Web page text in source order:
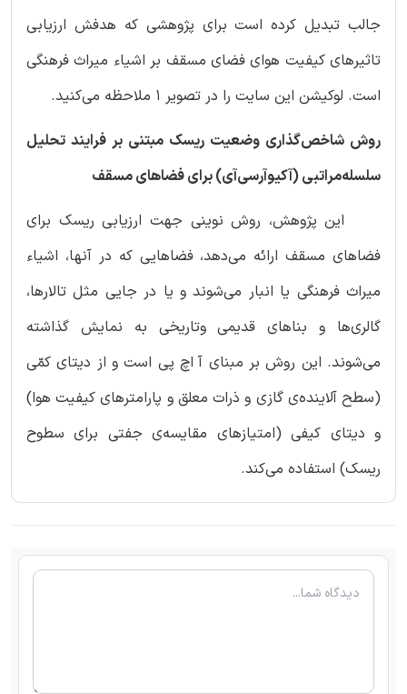
جالب تبدیل کرده است برای پژوهشی که هدفش ارزیابی
تاثیرهای کیفیت هوای فضای مسقف بر اشیاء میراث فرهنگی
است. لوکیشن این سایت را در تصویر 1 ملاحظه می‌کنید.
روش شاخص‌گذاری وضعیت ریسک مبتنی بر فرایند تحلیل
سلسله‌مراتبی (آکیوآرسی‌آی) برای فضاهای مسقف
این پژوهش، روش نوینی جهت ارزیابی ریسک برای
فضاهای مسقف ارائه می‌دهد، فضاهایی که در آنها، اشیاء
میراث فرهنگی یا انبار می‌شوند و یا در جایی مثل تالارها،
گالری‌ها و بناهای قدیمی وتاریخی به نمایش گذاشته
می‌شوند. این روش بر مبنای آ اچ پی است و از دیتای کمّی
(سطح آلاینده‌ی گازی و ذرات معلق و پارامترهای کیفیت هوا)
و دیتای کیفی (امتیازهای مقایسه‌ی جفتی برای سطوح
ریسک) استفاده می‌کند.